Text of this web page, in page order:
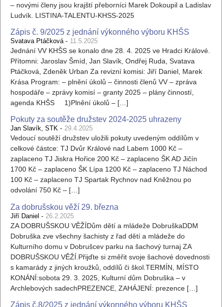
– novými členy jsou krajští přeborníci Marek Dokoupil a Ladislav
Ludvík. LISTINA-TALENTU-KHSS-2025
Zápis č. 9/2025 z jednání výkonného výboru KHŠS
Svatava Ptáčková - 11.5.2025
Jednání VV KHŠS se konalo dne 28. 4. 2025 ve Hradci Králové.
Přítomni: Jaroslav Šmíd, Jan Slavík, Ondřej Ruda, Svatava
Ptáčková, Zdeněk Urban Za revizní komisi: Jiří Daniel, Marek
Krása Program: – plnění úkolů – činnosti členů VV – zpráva
hospodáře – zprávy komisí – granty 2025 – plány činností,
agenda KHŠS 1)Plnění úkolů – […]
Pokuty za soutěže družstev 2024-2025 uhrazeny
Jan Slavík, STK - 29.4.2025
Vedoucí soutěží družstev uložili pokuty uvedeným oddílům v
celkové částce: TJ Dvůr Králové nad Labem 1000 Kč –
zaplaceno TJ Jiskra Hořice 200 Kč – zaplaceno ŠK AD Jičín
1700 Kč – zaplaceno ŠK Lípa 1200 Kč – zaplaceno TJ Náchod
100 Kč – zaplaceno TJ Spartak Rychnov nad Kněžnou po
odvolání 750 Kč – […]
Za dobrušskou věží 29. března
Jiří Daniel - 26.2.2025
ZA DOBRUŠSKOU VĚŽÍDům dětí a mládeže DobruškaDDM
Dobruška zve všechny šachisty z řad dětí a mládeže do
Kulturního domu v Dobrušcev parku na šachový turnaj ZA
DOBRUŠSKOU VĚŽÍ.Přijďte si změřit svoje šachové dovednosti
s kamarády z jiných kroužků, oddílů či škol.TERMÍN, MÍSTO
KONÁNÍ:sobota 29. 3. 2025, Kulturní dům Dobruška – v
Archlebových sadechPREZENCE, ZAHÁJENÍ: prezence […]
Zápis č.8/2025 z jednání výkonného výboru KHŠS